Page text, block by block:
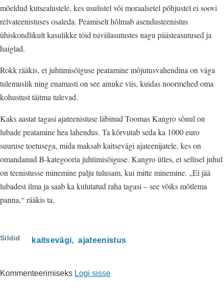
mõeldud kutsealustele, kes usulistel või moraalsetel põhjustel ei soovi
relvateenistuses osaleda. Peamiselt hõlmab asendusteenistus
ühiskondlikult kasulikke töid tsiviilasutustes nagu päästeasutused ja
haiglad.
Rokk rääkis, et juhtimisõiguse peatamine mõjutusvahendina on väga
tulemuslik ning enamasti on see ainuke viis, kuidas noormehed oma
kohustust täitma tulevad.
Kaks aastat tagasi ajateenistuse läbinud Toomas Kangro sõnul on
lubade peatamine hea lahendus. Ta kõrvutab seda ka 1000 euro
suuruse toetusega, mida maksab kaitsevägi ajateenijatele, kes on
omandanud B-kategooria juhtimisõiguse. Kangro ütles, et sellisel juhul
on teenistusse minemine palju tulusam, kui mitte minemine. „Ei jää
lubadest ilma ja saab ka kulutatud raha tagasi – see võiks mõtlema
panna,“ rääkis ta.
Sildid kaitsevägi ajateenistus
Kommenteerimiseks Logi sisse